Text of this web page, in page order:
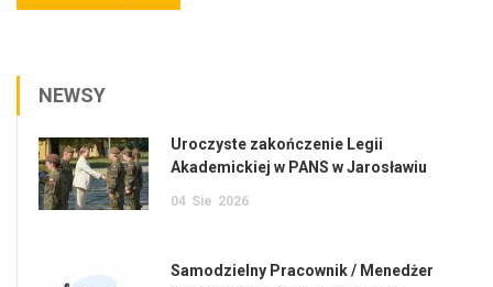
NEWSY
Uroczyste zakończenie Legii
Akademickiej w PANS w Jarosławiu
04 Sie 2026
Samodzielny Pracownik / Menedżer